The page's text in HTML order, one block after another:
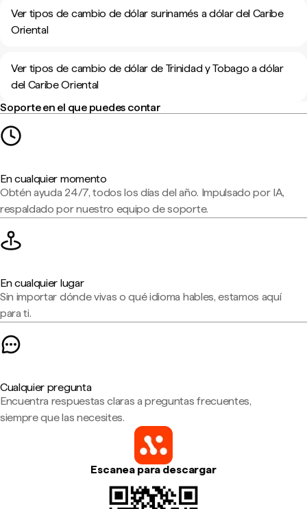
Ver tipos de cambio de dólar surinamés a dólar del Caribe
Oriental
Ver tipos de cambio de dólar de Trinidad y Tobago a dólar
del Caribe Oriental
Soporte en el que puedes contar
En cualquier momento
Obtén ayuda 24/7, todos los días del año. Impulsado por IA,
respaldado por nuestro equipo de soporte.
En cualquier lugar
Sin importar dónde vivas o qué idioma hables, estamos aquí
para ti.
Cualquier pregunta
Encuentra respuestas claras a preguntas frecuentes,
siempre que las necesites.
Escanea para descargar